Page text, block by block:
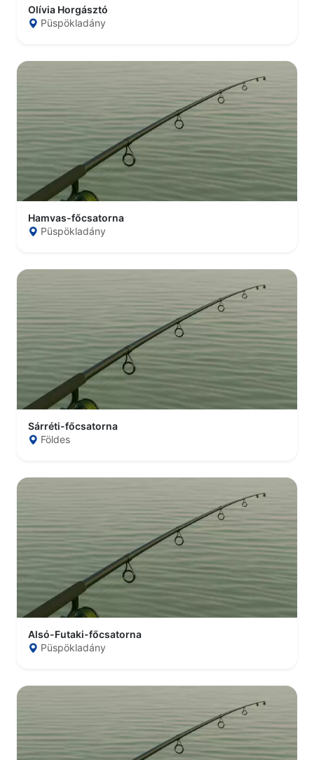
Olívia Horgásztó
Püspökladány
Hamvas-főcsatorna
Püspökladány
Sárréti-főcsatorna
Földes
Alsó-Futaki-főcsatorna
Püspökladány